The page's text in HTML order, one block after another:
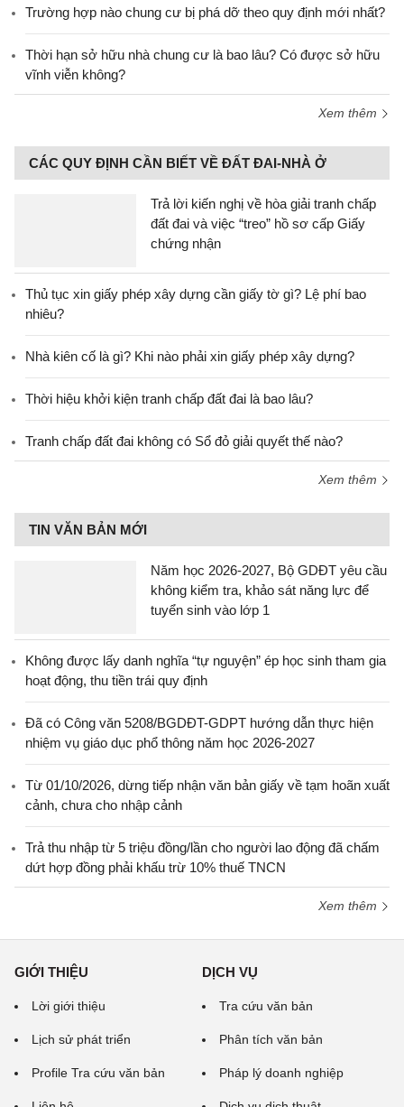
Trường hợp nào chung cư bị phá dỡ theo quy định mới nhất?
Thời hạn sở hữu nhà chung cư là bao lâu? Có được sở hữu
vĩnh viễn không?
Xem thêm
CÁC QUY ĐỊNH CẦN BIẾT VỀ ĐẤT ĐAI-NHÀ Ở
Trả lời kiến nghị về hòa giải tranh chấp
đất đai và việc “treo” hồ sơ cấp Giấy
chứng nhận
Thủ tục xin giấy phép xây dựng cần giấy tờ gì? Lệ phí bao
nhiêu?
Nhà kiên cố là gì? Khi nào phải xin giấy phép xây dựng?
Thời hiệu khởi kiện tranh chấp đất đai là bao lâu?
Tranh chấp đất đai không có Sổ đỏ giải quyết thế nào?
Xem thêm
TIN VĂN BẢN MỚI
Năm học 2026-2027, Bộ GDĐT yêu cầu
không kiểm tra, khảo sát năng lực để
tuyển sinh vào lớp 1
Không được lấy danh nghĩa “tự nguyện” ép học sinh tham gia
hoạt động, thu tiền trái quy định
Đã có Công văn 5208/BGDĐT-GDPT hướng dẫn thực hiện
nhiệm vụ giáo dục phổ thông năm học 2026-2027
Từ 01/10/2026, dừng tiếp nhận văn bản giấy về tạm hoãn xuất
cảnh, chưa cho nhập cảnh
Trả thu nhập từ 5 triệu đồng/lần cho người lao động đã chấm
dứt hợp đồng phải khấu trừ 10% thuế TNCN
Xem thêm
GIỚI THIỆU
Lời giới thiệu
Lịch sử phát triển
Profile Tra cứu văn bản
DỊCH VỤ
Tra cứu văn bản
Phân tích văn bản
Pháp lý doanh nghiệp